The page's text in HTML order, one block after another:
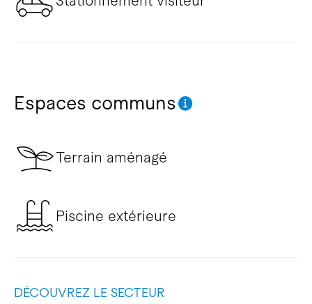
Espaces communs
Terrain aménagé
Piscine extérieure
DÉCOUVREZ LE SECTEUR